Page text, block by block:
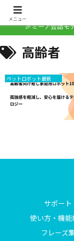
🎉ミーア会話モ
高齢者
ペットロボット最新情報
サポート
使い方・機能
フレーズ
メニュー